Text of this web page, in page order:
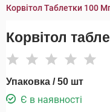
Корвітол Таблетки 100
Корвітол
Упаковка / 50 шт
Є в наявності